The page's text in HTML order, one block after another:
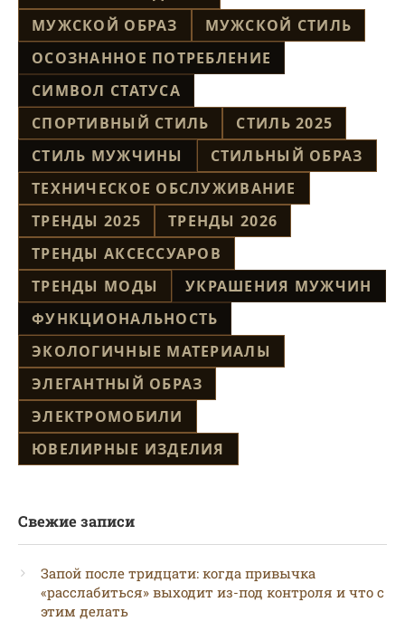
МУЖСКОЙ ОБРАЗ
МУЖСКОЙ СТИЛЬ
ОСОЗНАННОЕ ПОТРЕБЛЕНИЕ
СИМВОЛ СТАТУСА
СПОРТИВНЫЙ СТИЛЬ
СТИЛЬ 2025
СТИЛЬ МУЖЧИНЫ
СТИЛЬНЫЙ ОБРАЗ
ТЕХНИЧЕСКОЕ ОБСЛУЖИВАНИЕ
ТРЕНДЫ 2025
ТРЕНДЫ 2026
ТРЕНДЫ АКСЕССУАРОВ
ТРЕНДЫ МОДЫ
УКРАШЕНИЯ МУЖЧИН
ФУНКЦИОНАЛЬНОСТЬ
ЭКОЛОГИЧНЫЕ МАТЕРИАЛЫ
ЭЛЕГАНТНЫЙ ОБРАЗ
ЭЛЕКТРОМОБИЛИ
ЮВЕЛИРНЫЕ ИЗДЕЛИЯ
Свежие записи
Запой после тридцати: когда привычка
«расслабиться» выходит из-под контроля и что с
этим делать